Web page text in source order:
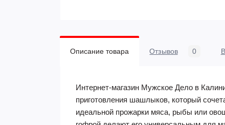
Описание товара Отзывов 0
Интернет-магазин Мужское Дело в
приготовления шашлыков, который
идеальной прожарки мяса, рыбы или